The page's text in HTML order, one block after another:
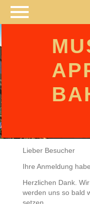
Navigation
überspringen
Lieber Besucher
Ihre Anmeldung
Herzlichen Dank.
werden uns so bald